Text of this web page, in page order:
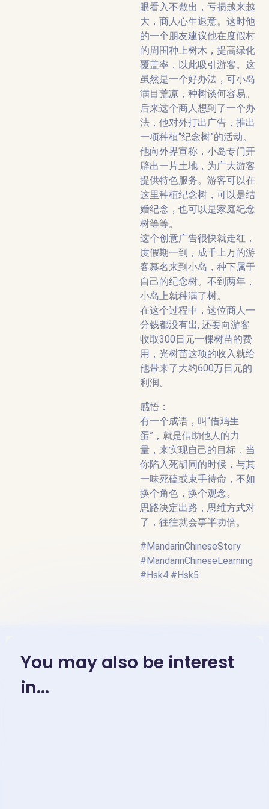
眼看入不敷出，亏损越来越
大，商人心生退意。这时他
的一个朋友建议他在度假村
的周围种上树木，提高绿化
覆盖率，以此吸引游客。这
虽然是一个好办法，可小岛
满目荒凉，种树谈何容易。
后来这个商人想到了一个办
法，他对外打出广告，推出
一项种植“纪念树”的活动。
他向外界宣称，小岛专门开
辟出一片土地，为广大游客
提供特色服务。游客可以在
这里种植纪念树，可以是结
婚纪念，也可以是家庭纪念
树等等。
这个创意广告很快就走红，
度假期一到，成千上万的游
客慕名来到小岛，种下属于
自己的纪念树。不到两年，
小岛上就种满了树。
在这个过程中，这位商人一
分钱都没有出, 还要向游客
收取300日元一棵树苗的费
用，光树苗这项的收入就给
他带来了大约600万日元的
利润。
感悟：
有一个成语，叫“借鸡生
蛋”，就是借助他人的力
量，来实现自己的目标，当
你陷入死胡同的时候，与其
一味死磕或束手待命，不如
换个角色，换个观念。
思路决定出路，思维方式对
了，往往就会事半功倍。
#MandarinChineseStory
#MandarinChineseLearning
#Hsk4 #Hsk5
You may also be interest
in...